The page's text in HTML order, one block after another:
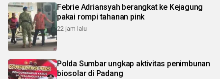
Febrie Adriansyah berangkat ke Kejagung
pakai rompi tahanan pink
22 jam lalu
Polda Sumbar ungkap aktivitas penimbunan
biosolar di Padang